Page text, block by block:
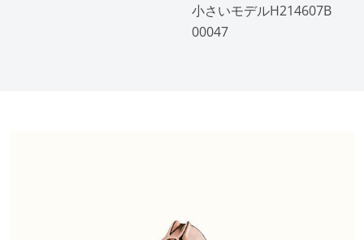
小さいモデルH214607B
00047